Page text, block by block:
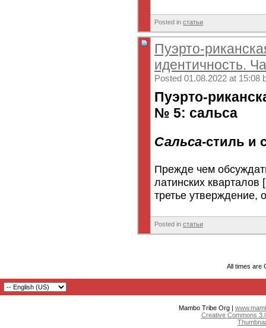
Posted in статьи
Пуэрто-
идентичность.
Posted 01.08.2022 at 15:08
Пуэрто-
№ 5: сальса
Сальса-стиль и
Прежде чем
латинских
третье утверждение,
Posted in статьи
All times are
Mambo Tribe Org |
Creative Commons